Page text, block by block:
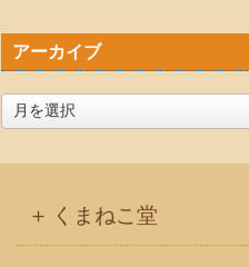
アーカイブ
くまねこ堂